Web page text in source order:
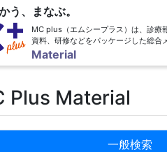
う、まなぶ。
MC plus（エムシープラス）は、診療
資料、研修などをパッケージした総合
Material
Plus Material
一般検索